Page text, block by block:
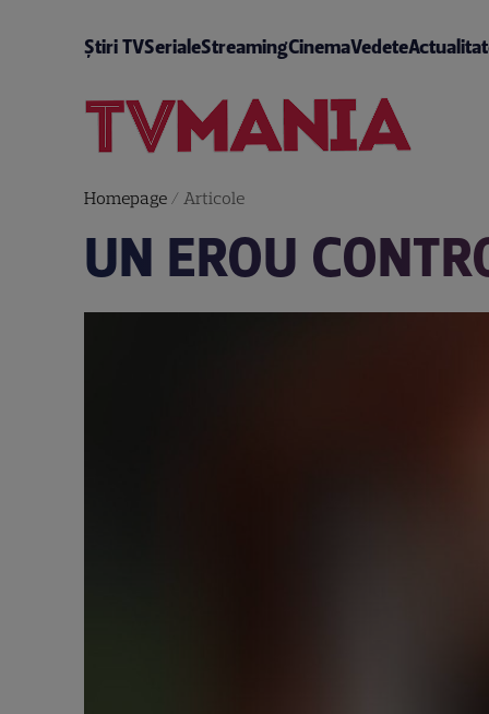
Știri TVSerialeStreamingCinemaVedete
Homepage/ Articole
UN EROU